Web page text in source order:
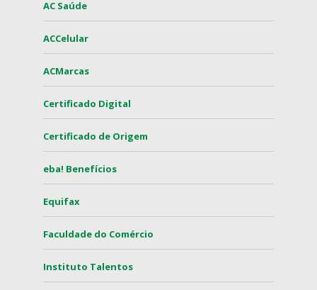
AC Saúde
ACCelular
ACMarcas
Certificado Digital
Certificado de Origem
eba! Benefícios
Equifax
Faculdade do Comércio
Instituto Talentos